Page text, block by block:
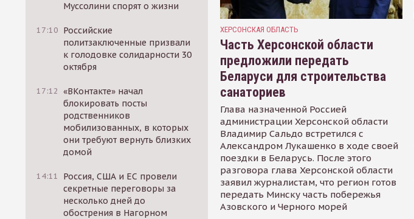
Муссолини спорят о жизни
17:10 Российские
политзаключенные призвали
к голодовке солидарности 30
октября
17:12 «ВКонтакте» начал
блокировать посты
родственников
мобилизованных, в которых
они требуют вернуть близких
домой
14:11
Россия, США и ЕС провели
секретные переговоры за
несколько дней до
обострения в Нагорном
ХЕРСОНСКАЯ ОБЛАСТЬ
Часть Херсонской области
предложили передать
Беларуси для строительства
санаториев
Глава назначенной Россией
администрации Херсонской области
Владимир Сальдо встретился с
Александром Лукашенко в ходе своей
поездки в Беларусь. После этого
разговора глава Херсонской области
заявил журналистам, что регион готов
передать Минску часть побережья
Азовского и Черного морей